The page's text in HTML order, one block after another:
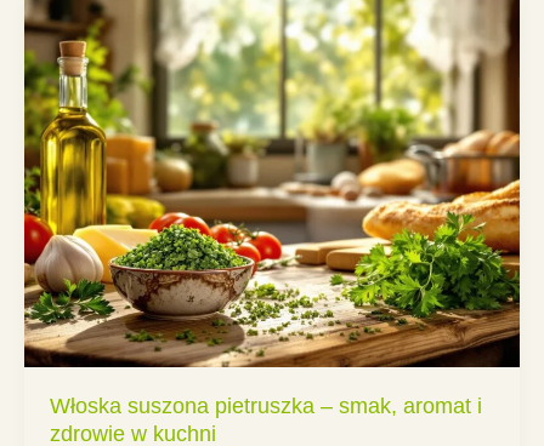
Włoska suszona pietruszka – smak, aromat i
zdrowie w kuchni